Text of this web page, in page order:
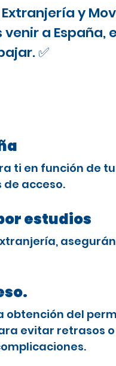
y
a España,
✅
ti en función de
de acceso.
estudios
obtención del
evitar retrasos